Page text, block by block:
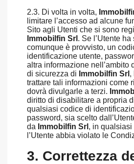
2.3. Di volta in volta,
limitare l’accesso ad alcune
Sito agli Utenti che si sono
Immobilfin Srl . Se l’Utente ha
comunque è provvisto, un
identificazione utente,
altra informazione nell’ambito
di sicurezza di Immobilfin Srl ,
trattare tali informazioni come
dovrà divulgarle a terzi.
diritto di disabilitare a propria
qualsiasi codice di
password, sia scelto
da Immobilfin Srl , in qualsiasi
l’Utente abbia violato le
3. Correttezza